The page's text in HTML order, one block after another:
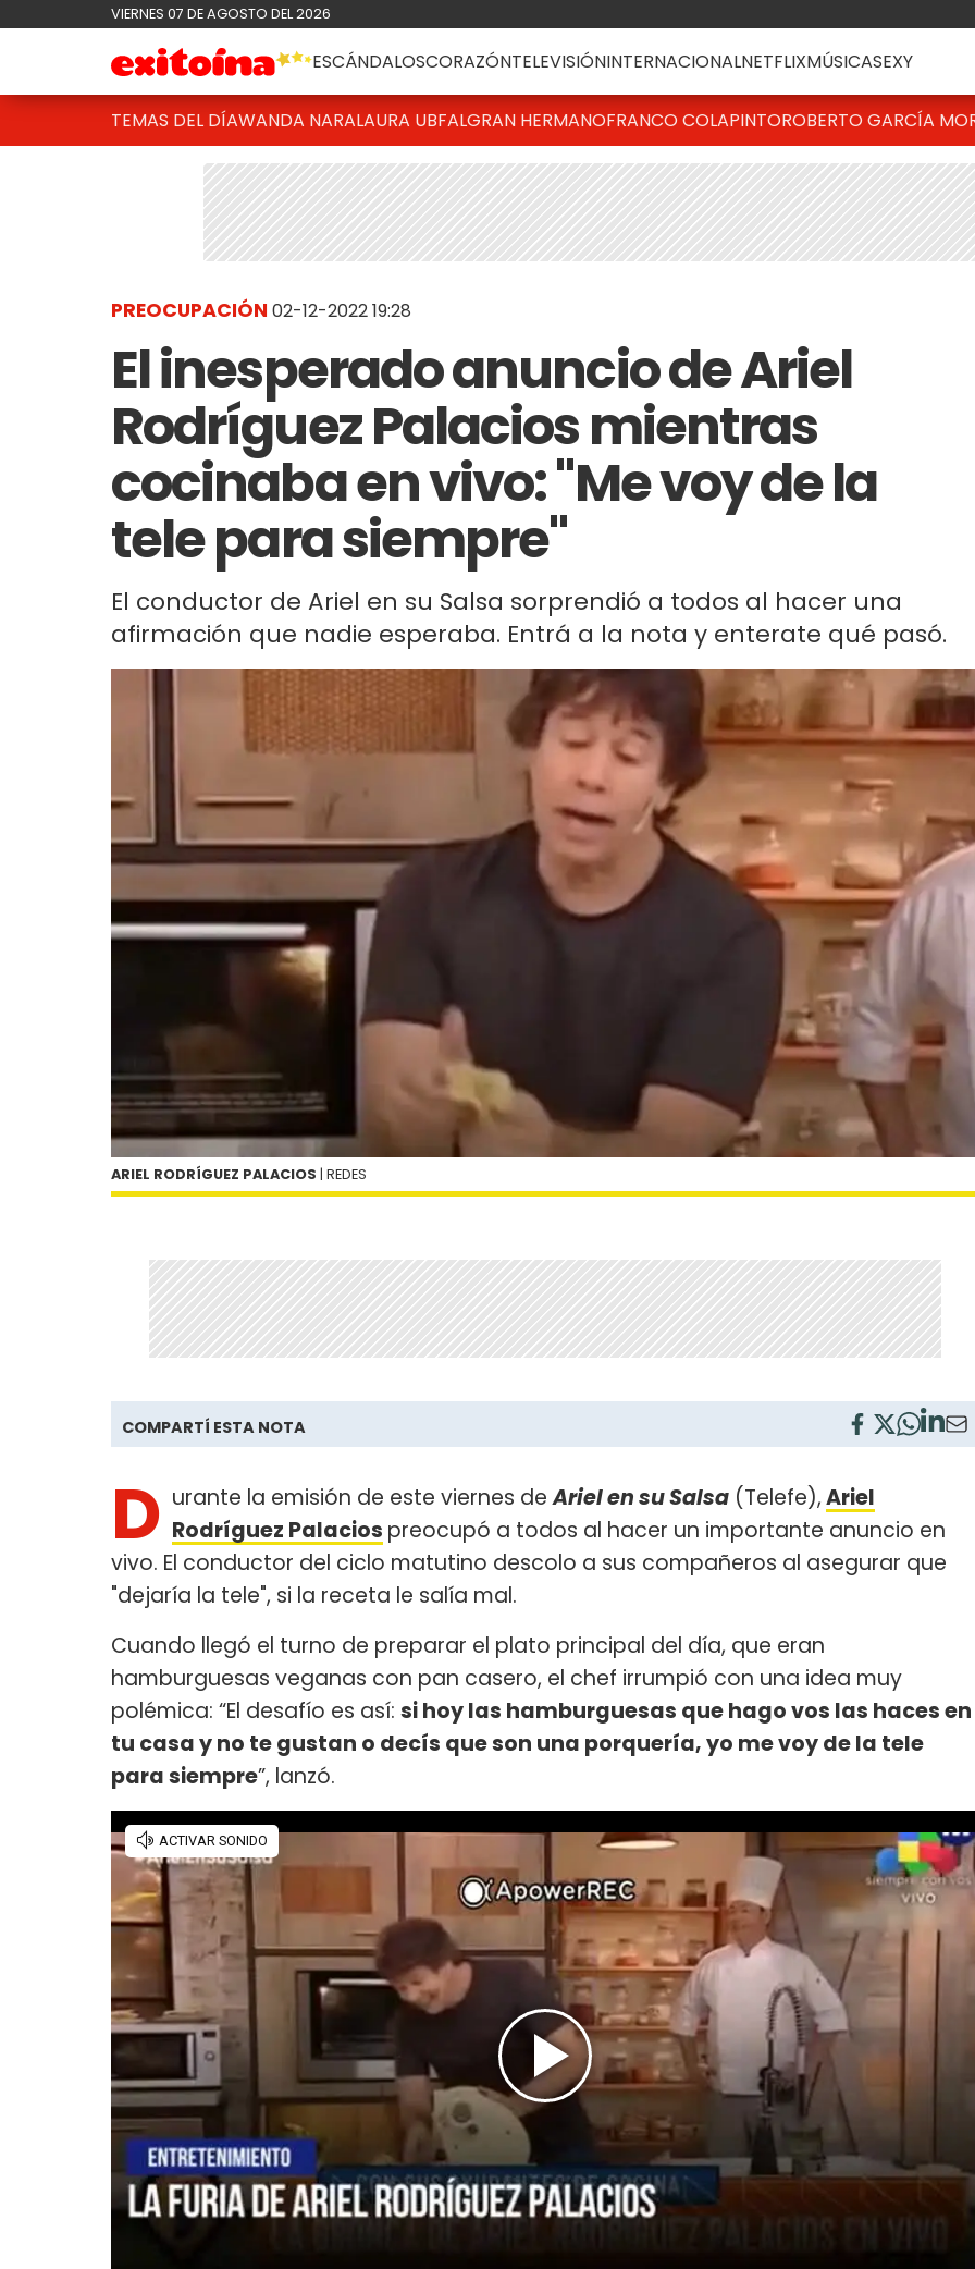
VIERNES 07 DE AGOSTO DEL 2026
ESCÁNDALOSCORAZÓNTELEVISIÓNINTERNACIONALNETFLIXMÚSICASEXY
TEMAS DEL DÍAWANDA NARALAURA UBFALGRAN HERMANOFRANCO COLAPINTOROBERTO GARCÍA
PREOCUPACIÓN 02-12-2022 19:28
El inesperado anuncio de Ariel
Rodríguez Palacios mientras
cocinaba en vivo: "Me voy de la
tele para siempre"
El conductor de Ariel en su Salsa sorprendió a todos al hacer una
afirmación que nadie esperaba. Entrá a la nota y enterate qué pasó.
ARIEL RODRÍGUEZ PALACIOS | REDES
COMPARTÍ ESTA NOTA
D urante la emisión de este viernes deAriel en su Salsa (Telefe),Ariel
Rodríguez Palacios preocupó a todos al hacer un importante anuncio en
vivo. El conductor del ciclo matutino descolo a sus compañeros al asegurar que
"dejaría la tele", si la receta le salía mal.
Cuando llegó el turno de preparar el plato principal del día, que eran
hamburguesas veganas con pan casero, el chef irrumpió con una idea muy
polémica: “El desafío es así: si hoy las hamburguesas que hago vos las haces en
tu casa y no te gustan o decís que son una porquería, yo me voy de la tele
para siempre”, lanzó.